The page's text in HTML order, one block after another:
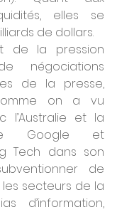
elles se
de dollars.
de la pression
négociations
de la presse,
on a vu
l’Australie et la
Google et
Tech dans son
de
secteurs de la
d’information,